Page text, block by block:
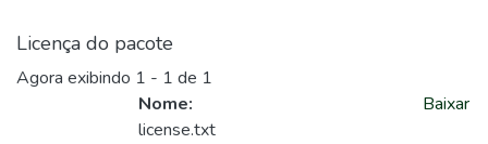
Licença do pacote
Agora exibindo 1 - 1 de 1
Nome:
license.txt
Baixar